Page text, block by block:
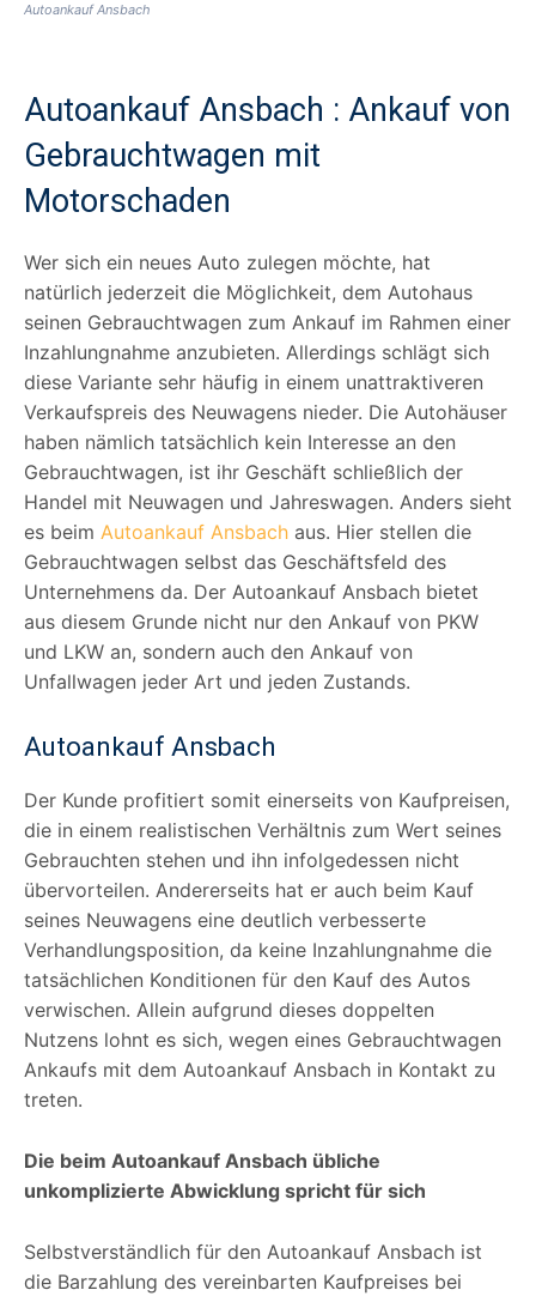
Autoankauf Ansbach
Autoankauf Ansbach : Ankauf von
Gebrauchtwagen mit
Motorschaden
Wer sich ein neues Auto zulegen möchte, hat
natürlich jederzeit die Möglichkeit, dem Autohaus
seinen Gebrauchtwagen zum Ankauf im Rahmen einer
Inzahlungnahme anzubieten. Allerdings schlägt sich
diese Variante sehr häufig in einem unattraktiveren
Verkaufspreis des Neuwagens nieder. Die Autohäuser
haben nämlich tatsächlich kein Interesse an den
Gebrauchtwagen, ist ihr Geschäft schließlich der
Handel mit Neuwagen und Jahreswagen. Anders sieht
es beim Autoankauf Ansbach aus. Hier stellen die
Gebrauchtwagen selbst das Geschäftsfeld des
Unternehmens da. Der Autoankauf Ansbach bietet
aus diesem Grunde nicht nur den Ankauf von PKW
und LKW an, sondern auch den Ankauf von
Unfallwagen jeder Art und jeden Zustands.
Autoankauf Ansbach
Der Kunde profitiert somit einerseits von Kaufpreisen,
die in einem realistischen Verhältnis zum Wert seines
Gebrauchten stehen und ihn infolgedessen nicht
übervorteilen. Andererseits hat er auch beim Kauf
seines Neuwagens eine deutlich verbesserte
Verhandlungsposition, da keine Inzahlungnahme die
tatsächlichen Konditionen für den Kauf des Autos
verwischen. Allein aufgrund dieses doppelten
Nutzens lohnt es sich, wegen eines Gebrauchtwagen
Ankaufs mit dem Autoankauf Ansbach in Kontakt zu
treten.
Die beim Autoankauf Ansbach übliche
unkomplizierte Abwicklung spricht für sich
Selbstverständlich für den Autoankauf Ansbach ist
die Barzahlung des vereinbarten Kaufpreises bei